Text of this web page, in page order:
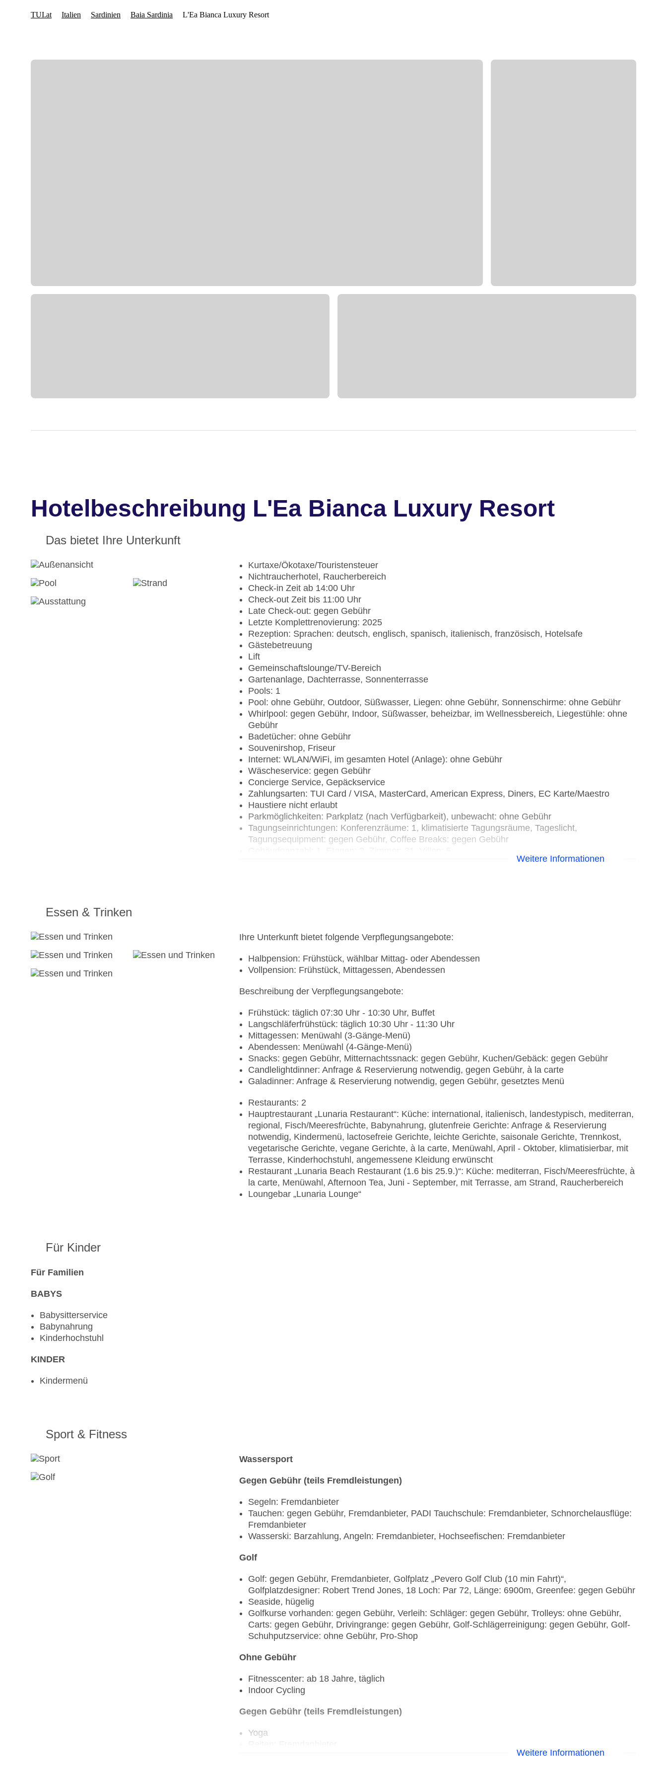
Hotelbeschreibung L'Ea Bianca Luxury Resort
Das bietet Ihre Unterkunft
Kurtaxe/Ökotaxe/Touristensteuer
Nichtraucherhotel, Raucherbereich
Check-in Zeit ab 14:00 Uhr
Check-out Zeit bis 11:00 Uhr
Late Check-out: gegen Gebühr
Letzte Komplettrenovierung: 2025
Rezeption: Sprachen: deutsch, englisch, spanisch, italienisch, französisch, Hotelsafe
Gästebetreuung
Lift
Gemeinschaftslounge/TV-Bereich
Gartenanlage, Dachterrasse, Sonnenterrasse
Pools: 1
Pool: ohne Gebühr, Outdoor, Süßwasser, Liegen: ohne Gebühr, Sonnenschirme: ohne Gebühr
Whirlpool: gegen Gebühr, Indoor, Süßwasser, beheizbar, im Wellnessbereich, Liegestühle: ohne
Gebühr
Badetücher: ohne Gebühr
Souvenirshop, Friseur
Internet: WLAN/WiFi, im gesamten Hotel (Anlage): ohne Gebühr
Wäscheservice: gegen Gebühr
Concierge Service, Gepäckservice
Zahlungsarten: TUI Card / VISA, MasterCard, American Express, Diners, EC Karte/Maestro
Haustiere nicht erlaubt
Parkmöglichkeiten: Parkplatz (nach Verfügbarkeit), unbewacht: ohne Gebühr
Tagungseinrichtungen: Konferenzräume: 1, klimatisierte Tagungsräume, Tageslicht,
Tagungsequipment: gegen Gebühr, Coffee Breaks: gegen Gebühr
Weitere Informationen
Essen & Trinken
Ihre Unterkunft bietet folgende Verpflegungsangebote:
Halbpension: Frühstück, wählbar Mittag- oder Abendessen
Vollpension: Frühstück, Mittagessen, Abendessen
Beschreibung der Verpflegungsangebote:
Frühstück: täglich 07:30 Uhr - 10:30 Uhr, Buffet
Langschläferfrühstück: täglich 10:30 Uhr - 11:30 Uhr
Mittagessen: Menüwahl (3-Gänge-Menü)
Abendessen: Menüwahl (4-Gänge-Menü)
Snacks: gegen Gebühr, Mitternachtssnack: gegen Gebühr, Kuchen/Gebäck: gegen Gebühr
Candlelightdinner: Anfrage & Reservierung notwendig, gegen Gebühr, à la carte
Galadinner: Anfrage & Reservierung notwendig, gegen Gebühr, gesetztes Menü
Restaurants: 2
Hauptrestaurant „Lunaria Restaurant“: Küche: international, italienisch, landestypisch, mediterran,
regional, Fisch/Meeresfrüchte, Babynahrung, glutenfreie Gerichte: Anfrage & Reservierung
notwendig, Kindermenü, lactosefreie Gerichte, leichte Gerichte, saisonale Gerichte, Trennkost,
vegetarische Gerichte, vegane Gerichte, à la carte, Menüwahl, April - Oktober, klimatisierbar, mit
Terrasse, Kinderhochstuhl, angemessene Kleidung erwünscht
Restaurant „Lunaria Beach Restaurant (1.6 bis 25.9.)“: Küche: mediterran, Fisch/Meeresfrüchte, à
la carte, Menüwahl, Afternoon Tea, Juni - September, mit Terrasse, am Strand, Raucherbereich
Loungebar „Lunaria Lounge“
Für Kinder
Für Familien
BABYS
Babysitterservice
Babynahrung
Kinderhochstuhl
KINDER
Kindermenü
Sport & Fitness
Wassersport
Gegen Gebühr (teils Fremdleistungen)
Segeln: Fremdanbieter
Tauchen: gegen Gebühr, Fremdanbieter, PADI Tauchschule: Fremdanbieter, Schnorchelausflüge:
Fremdanbieter
Wasserski: Barzahlung, Angeln: Fremdanbieter, Hochseefischen: Fremdanbieter
Golf
Golf: gegen Gebühr, Fremdanbieter, Golfplatz „Pevero Golf Club (10 min Fahrt)“,
Golfplatzdesigner: Robert Trend Jones, 18 Loch: Par 72, Länge: 6900m, Greenfee: gegen Gebühr
Seaside, hügelig
Golfkurse vorhanden: gegen Gebühr, Verleih: Schläger: gegen Gebühr, Trolleys: ohne Gebühr,
Carts: gegen Gebühr, Drivingrange: gegen Gebühr, Golf-Schlägerreinigung: gegen Gebühr, Golf-
Schuhputzservice: ohne Gebühr, Pro-Shop
Ohne Gebühr
Fitnesscenter: ab 18 Jahre, täglich
Indoor Cycling
Gegen Gebühr (teils Fremdleistungen)
Yoga
Weitere Informationen